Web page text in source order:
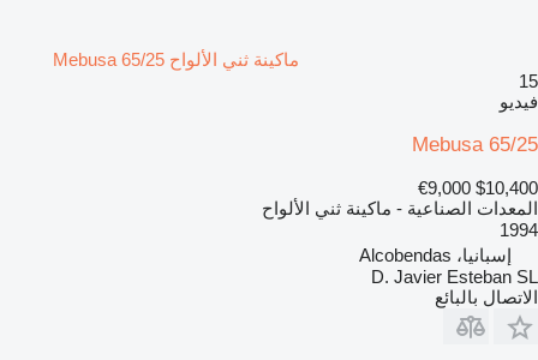
ماكينة ثني الألواح Mebusa 65/25
15
فيديو
Mebusa 65/25
$10,400
€9,000
المعدات الصناعية - ماكينة ثني الألواح
1994
إسبانيا، Alcobendas
D. Javier Esteban SL
الاتصال بالبائع